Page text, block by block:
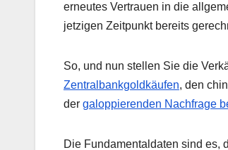
erneutes Vertrauen in die
jetzigen Zeitpunkt bereits
So, und nun stellen Sie die
Zentralbankgoldkäufen, den
der galoppierenden Nachfrage
Die Fundamentaldaten sind es,